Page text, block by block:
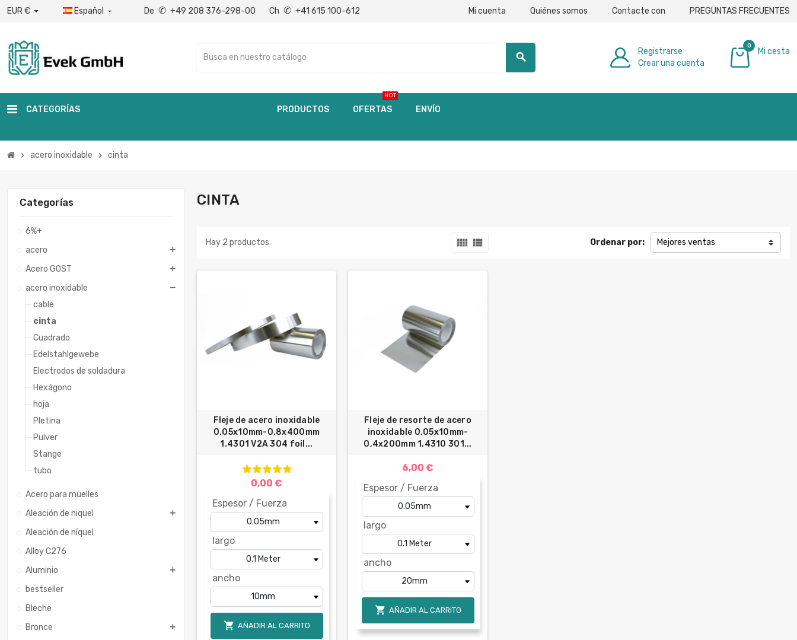
EUR € Español  De ✆ +49 208 376-298-00 Ch ✆ +41 615 100-612 Mi cuenta Quiénes somos Contacte con PREGUNTAS FRECUENTES
search
Registrarse
Crear una cuenta
0
Mi cesta
CATEGORÍAS PRODUCTOS OFERTAS
HOT
ENVÍO
chevron_right acero inoxidable chevron_right cinta
Categorías
6%+
acero
Acero GOST
acero inoxidable
cable
cinta
Cuadrado
Edelstahlgewebe
Electrodos de soldadura
Hexágono
hoja
Pletina
Pulver
Stange
tubo
Acero para muelles
Aleación de niquel
Aleación de níquel
Alloy C276
Aluminio
bestseller
Bleche
Bronce
CINTA
view_comfy view_list Ordenar por: Mejores ventas
Hay 2 productos.
Fleje de acero inoxidable
0.05x10mm-0.8x400mm
1.4301 V2A 304 foil...
0,00 €
Espesor / Fuerza
largo
ancho
 AÑADIR AL CARRITO
Fleje de resorte de acero
inoxidable 0,05x10mm-
0,4x200mm 1.4310 301...
6,00 €
Espesor / Fuerza
largo
ancho
 AÑADIR AL CARRITO